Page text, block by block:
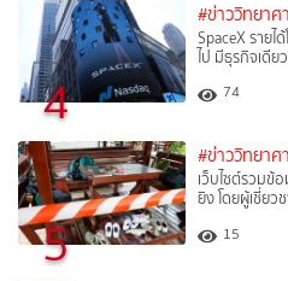
4
#ข่าววิทยาศ
SpaceX ราย
ไป มีธุรกิจเดีย
74
5
#ข่าววิทยาศ
เว็บไซต์รวมข้
ยิง โดยผู้เชี่ย
15